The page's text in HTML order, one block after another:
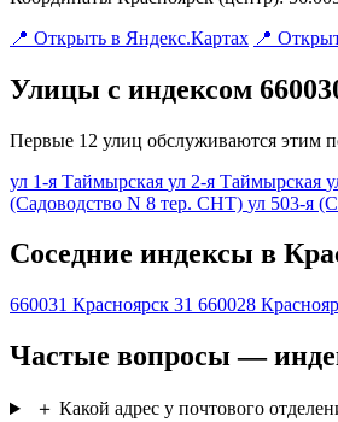
📍 Открыть в Яндекс.Картах 📍
Улицы с индексом
Первые 12 улиц обслуживаются этим
ул 1-я Таймырская ул 2-я Таймырская
(Садоводство N 8 тер. СНТ) ул 503-я
Соседние индексы в
660031 Красноярск 31 660028
Частые вопросы —
＋ Какой адрес у почтового